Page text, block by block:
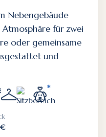
Nebengebäude
für zwei
oder gemeinsame
und
*